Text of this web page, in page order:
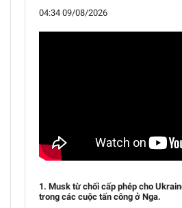
04:34 09/08/2026
1. Musk từ chối cấp phép cho
trong các cuộc tấn công ở Nga.